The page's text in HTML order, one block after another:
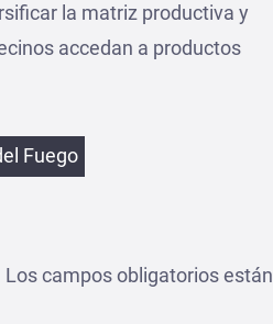
la matriz productiva y
accedan a productos
Fuego
Los campos obligatorios están